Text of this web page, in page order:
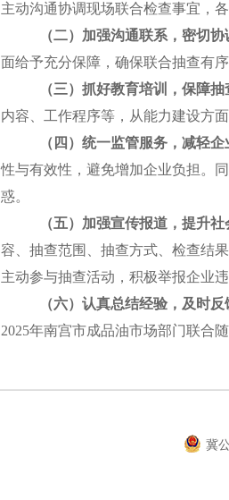
主动沟通协调现场联合检查事宜，
（二）加强沟通联系，密切协
面给予充分保障，确保联合抽查有序
（三）抓好教育培训，保障抽
内容、工作程序等，从能力建设方
（四）统一监管服务，减轻企
性与有效性，避免增加企业负担。
惑。
（五）加强宣传报道，提升社
容、抽查范围、抽查方式、检查结
主动参与抽查活动，积极举报企业违
（六）认真总结经验，及时反
2025年南宫市成品油市场部门联合
冀